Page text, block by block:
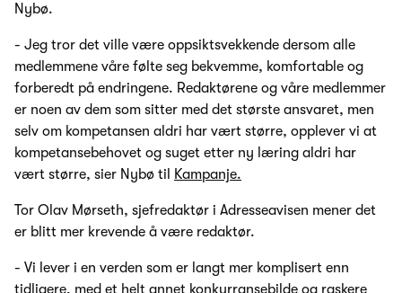
Nybø.
- Jeg tror det ville være oppsiktsvekkende dersom alle
medlemmene våre følte seg bekvemme, komfortable og
forberedt på endringene. Redaktørene og våre medlemmer
er noen av dem som sitter med det største ansvaret, men
selv om kompetansen aldri har vært større, opplever vi at
kompetansebehovet og suget etter ny læring aldri har
vært større, sier Nybø til
Kampanje.
Tor Olav Mørseth, sjefredaktør i Adresseavisen mener det
er blitt mer krevende å være redaktør.
- Vi lever i en verden som er langt mer komplisert enn
tidligere, med et helt annet konkurransebilde og raskere